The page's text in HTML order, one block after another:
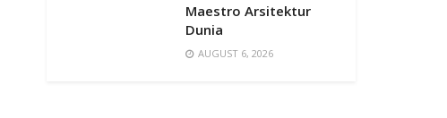
Maestro Arsitektur
Dunia
AUGUST 6, 2026